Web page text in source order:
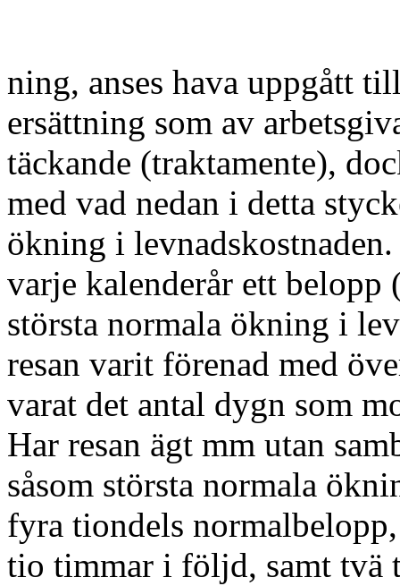
ning, anses hava uppgått
ersättning som av
täckande (trakta­mente),
med vad nedan i detta
ökning i
varje ka­lenderår ett belopp
största nor­mala ökning i
resan varit förenad med
varat det antal dygn som
Har resan ägt mm utan
såsom största normala
fyra tiondels
tio timmar i följd, samt tvä